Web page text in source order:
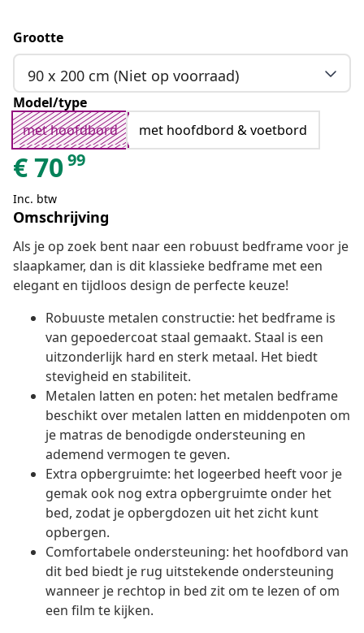
Grootte
90 x 200 cm (Niet op voorraad)
Model/type
met hoofdbord
met hoofdbord & voetbord
€7099
Inc. btw
Omschrijving
Als je op zoek bent naar een robuust bedframe voor je
slaapkamer, dan is dit klassieke bedframe met een
elegant en tijdloos design de perfecte keuze!
Robuuste metalen constructie: het bedframe is
van gepoedercoat staal gemaakt. Staal is een
uitzonderlijk hard en sterk metaal. Het biedt
stevigheid en stabiliteit.
Metalen latten en poten: het metalen bedframe
beschikt over metalen latten en middenpoten om
je matras de benodigde ondersteuning en
ademend vermogen te geven.
Extra opbergruimte: het logeerbed heeft voor je
gemak ook nog extra opbergruimte onder het
bed, zodat je opbergdozen uit het zicht kunt
opbergen.
Comfortabele ondersteuning: het hoofdbord van
dit bed biedt je rug uitstekende ondersteuning
wanneer je rechtop in bed zit om te lezen of om
een film te kijken.